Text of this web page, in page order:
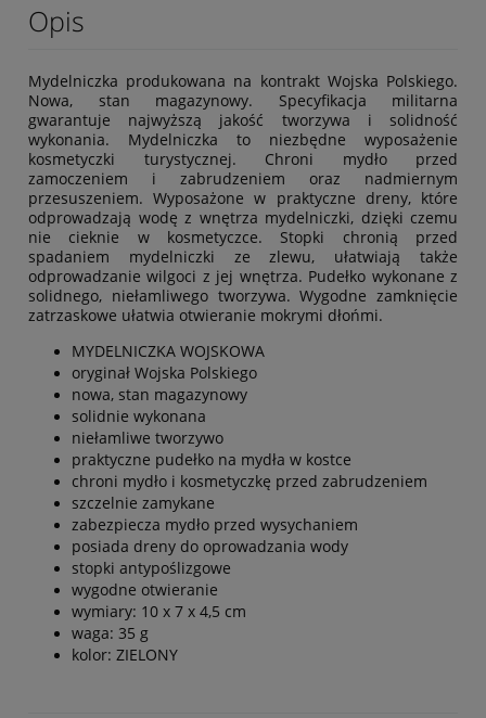
Opis
Mydelniczka produkowana na kontrakt Wojska Polskiego.
Nowa, stan magazynowy. Specyfikacja militarna
gwarantuje najwyższą jakość tworzywa i solidność
wykonania. Mydelniczka to niezbędne wyposażenie
kosmetyczki turystycznej. Chroni mydło przed
zamoczeniem i zabrudzeniem oraz nadmiernym
przesuszeniem. Wyposażone w praktyczne dreny, które
odprowadzają wodę z wnętrza mydelniczki, dzięki czemu
nie cieknie w kosmetyczce. Stopki chronią przed
spadaniem mydelniczki ze zlewu, ułatwiają także
odprowadzanie wilgoci z jej wnętrza. Pudełko wykonane z
solidnego, niełamliwego tworzywa. Wygodne zamknięcie
zatrzaskowe ułatwia otwieranie mokrymi dłońmi.
MYDELNICZKA WOJSKOWA
oryginał Wojska Polskiego
nowa, stan magazynowy
solidnie wykonana
niełamliwe tworzywo
praktyczne pudełko na mydła w kostce
chroni mydło i kosmetyczkę przed zabrudzeniem
szczelnie zamykane
zabezpiecza mydło przed wysychaniem
posiada dreny do oprowadzania wody
stopki antypoślizgowe
wygodne otwieranie
wymiary: 10 x 7 x 4,5 cm
waga: 35 g
kolor: ZIELONY